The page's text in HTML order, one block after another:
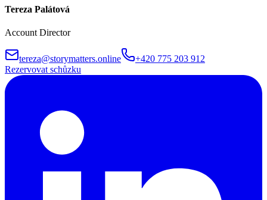
Tereza Palátová
Account Director
tereza@storymatters.online
+420 775 203 912
Rezervovat schůzku